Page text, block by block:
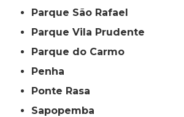
Parque São Rafael
Parque Vila Prudente
Parque do Carmo
Penha
Ponte Rasa
Sapopemba